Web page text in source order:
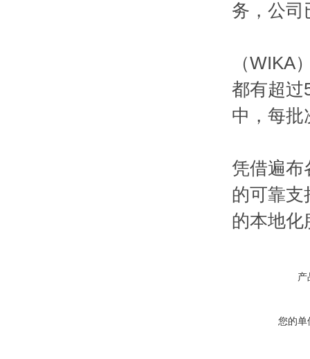
务，公司
（WIKA
都有超过
中，每批
凭借遍布
的可靠支
的本地化
产
您的单